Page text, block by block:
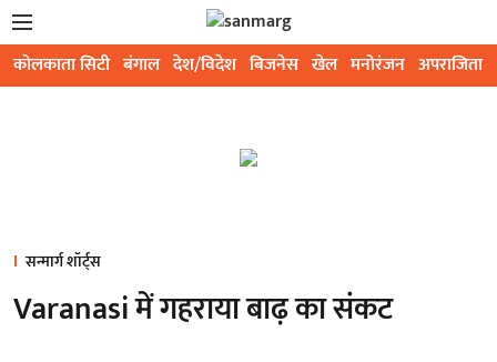
कोलकाता सिटी बंगाल देश/विदेश बिजनेस खेल मनोरंजन अपराजिता
सन्मार्ग शॉर्ट्स
Varanasi में गहराया बाढ़ का संकट